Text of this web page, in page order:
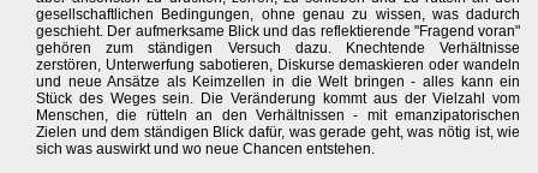
gesellschaftlichen Bedingungen, ohne genau zu wissen, was dadurch
geschieht. Der aufmerksame Blick und das reflektierende "Fragend voran"
gehören zum ständigen Versuch dazu. Knechtende Verhältnisse
zerstören, Unterwerfung sabotieren, Diskurse demaskieren oder wandeln
und neue Ansätze als Keimzellen in die Welt bringen - alles kann ein
Stück des Weges sein. Die Veränderung kommt aus der Vielzahl vom
Menschen, die rütteln an den Verhältnissen - mit emanzipatorischen
Zielen und dem ständigen Blick dafür, was gerade geht, was nötig ist, wie
sich was auswirkt und wo neue Chancen entstehen.